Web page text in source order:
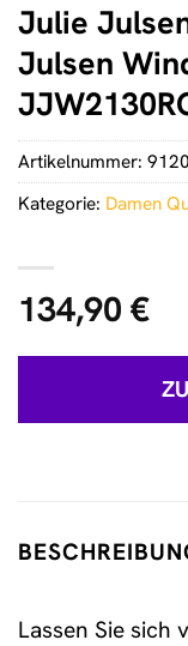
Julie
Julsen
134,90 €
Artikelnummer:
Kategorie: Damen
Lassen Sie sich